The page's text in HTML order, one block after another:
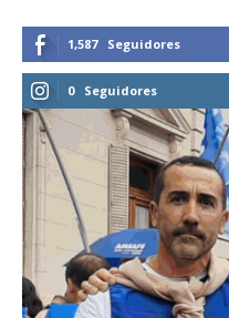
1,587 Seguidores
0 Seguidores